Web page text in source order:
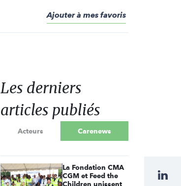
Ajouter à mes favoris
Les derniers
articles publiés
Acteurs Carenews
La Fondation CMA
CGM et Feed the
Children unissent